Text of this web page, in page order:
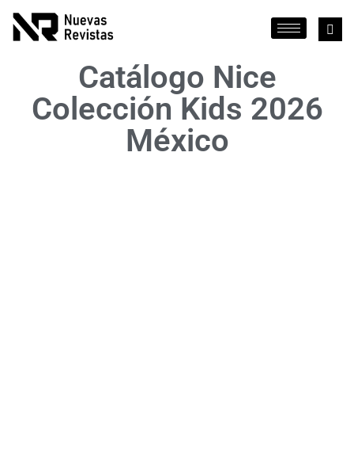
Catálogo Nice
Colección Kids 2026
México